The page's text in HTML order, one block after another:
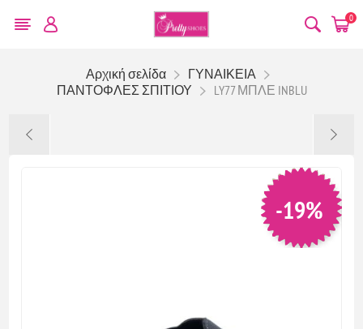
0
Αρχική σελίδα
ΓΥΝΑΙΚΕΙΑ
ΠΑΝΤΟΦΛΕΣ ΣΠΙΤΙΟΥ
LY77 ΜΠΛΕ INBLU
-19%